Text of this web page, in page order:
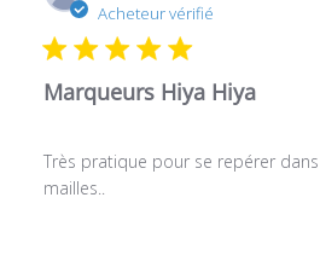
Acheteur vérifié
Marqueurs Hiya Hiya
Très pratique pour se repérer
mailles..